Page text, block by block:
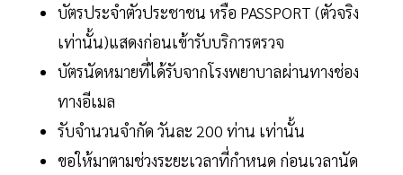
บัตรประจำตัวประชาชน หรือ PASSPORT (ตัวจริง
เท่านั้น)แสดงก่อนเข้ารับบริการตรวจ
บัตรนัดหมายที่ได้รับจากโรงพยาบาลผ่านทางช่อง
ทางอีเมล
รับจำนวนจำกัด วันละ 200 ท่าน เท่านั้น
ขอให้มาตามช่วงระยะเวลาที่กำหนด ก่อนเวลานัด